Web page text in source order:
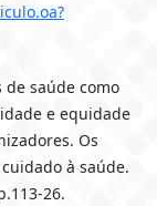
de saúde como
e equidade
Os
à saúde.
26.